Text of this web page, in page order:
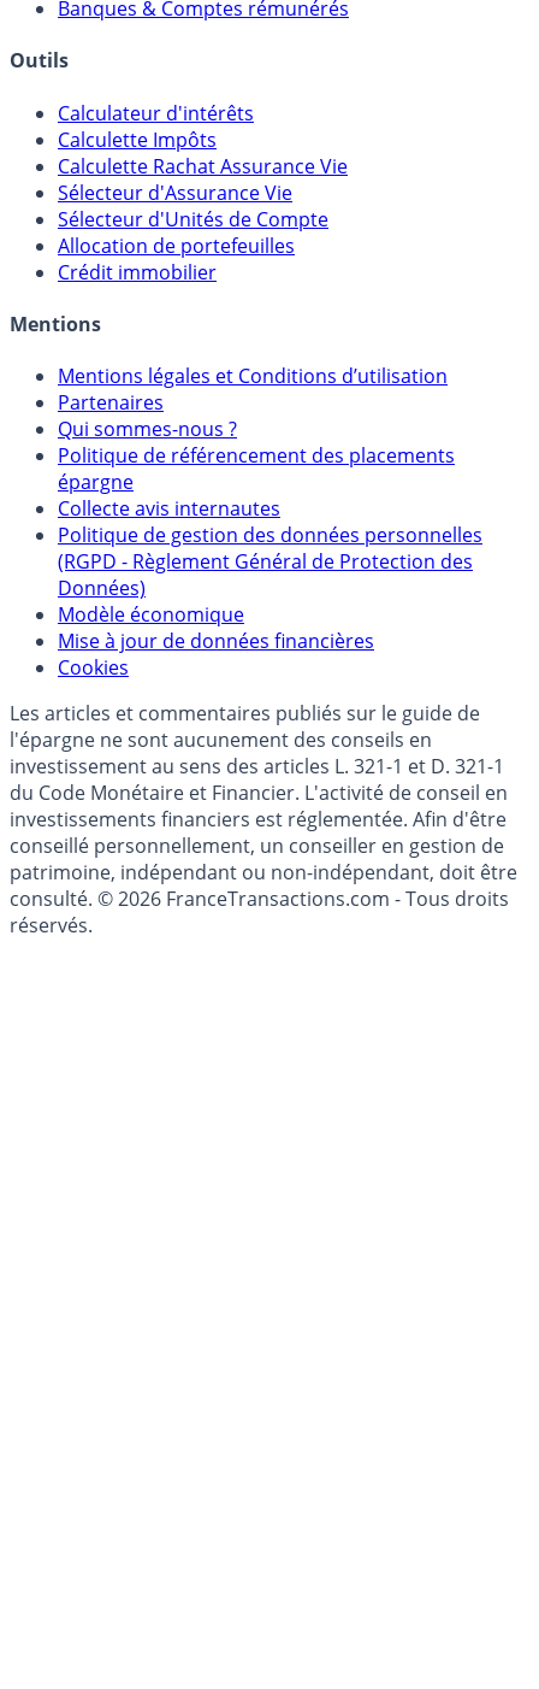
Banques & Comptes rémunérés
Outils
Calculateur d'intérêts
Calculette Impôts
Calculette Rachat Assurance Vie
Sélecteur d'Assurance Vie
Sélecteur d'Unités de Compte
Crédit immobilier
Mentions
Mentions légales et Conditions d’utilisation
Partenaires
Qui sommes-nous ?
Politique de référencement des placements
épargne
Collecte avis internautes
Politique de gestion des données personnelles
(RGPD - Règlement Général de Protection des
Données)
Modèle économique
Cookies
Les articles et commentaires publiés sur le guide de
l'épargne ne sont aucunement des conseils en
investissement au sens des articles L. 321-1 et D. 321-1
du Code Monétaire et Financier. L'activité de conseil en
investissements financiers est réglementée. Afin d'être
conseillé personnellement, un conseiller en gestion de
patrimoine, indépendant ou non-indépendant, doit être